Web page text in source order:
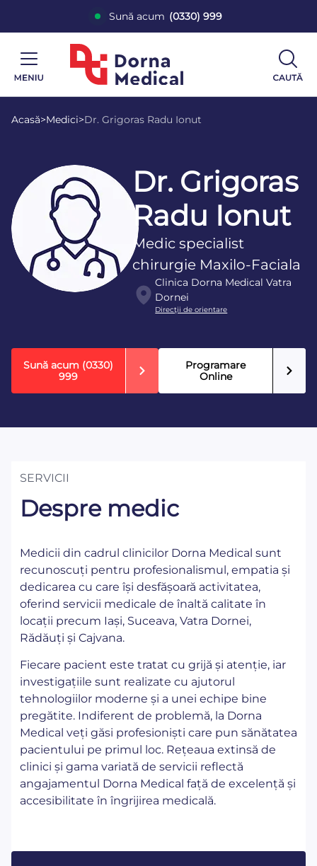
Sună acum (0330) 999
Acasă>Medici>Dr. Grigoras Radu Ionut
Dr. Grigoras
Radu Ionut
Medic specialist
chirurgie Maxilo-Faciala
Clinica Dorna Medical Vatra
Dornei
Direcţii de orientare
Sună acum (0330)
999
Programare
Online
SERVICII
Despre medic
Medicii din cadrul clinicilor Dorna Medical sunt
recunoscuți pentru profesionalismul, empatia și
dedicarea cu care își desfășoară activitatea,
oferind servicii medicale de înaltă calitate în
locații precum Iași, Suceava, Vatra Dornei,
Rădăuți și Cajvana.
Fiecare pacient este tratat cu grijă și atenție, iar
investigațiile sunt realizate cu ajutorul
tehnologiilor moderne și a unei echipe bine
pregătite. Indiferent de problemă, la Dorna
Medical veți găsi profesioniști care pun sănătatea
pacientului pe primul loc. Rețeaua extinsă de
clinici și gama variată de servicii reflectă
angajamentul Dorna Medical față de excelență și
accesibilitate în îngrijirea medicală.